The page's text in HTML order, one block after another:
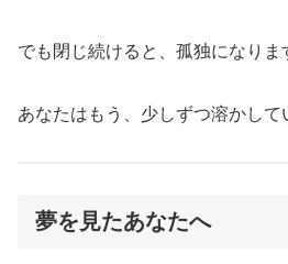
でも閉じ続けると、孤独になりま
あなたはもう、少しずつ溶かして
夢を見たあなたへ